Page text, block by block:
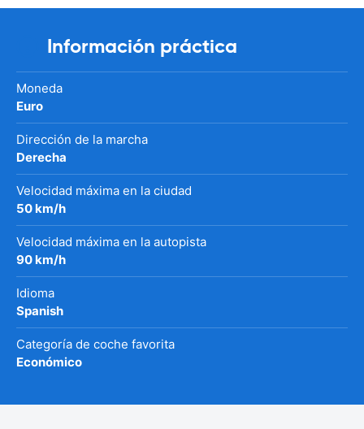
Información práctica
Moneda
Euro
Dirección de la marcha
Derecha
Velocidad máxima en la ciudad
50 km/h
Velocidad máxima en la autopista
90 km/h
Idioma
Spanish
Categoría de coche favorita
Económico